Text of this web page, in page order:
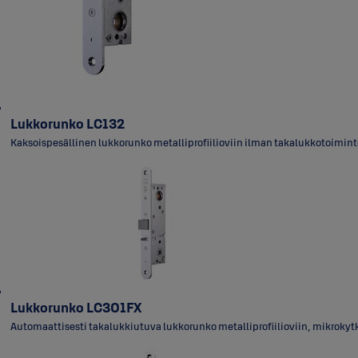
Lukkorunko LC132
Kaksoispesällinen lukkorunko metalliprofiilioviin ilman
Lukkorunko LC301FX
Automaattisesti takalukkiutuva lukkorunko metalliprofiilioviin,